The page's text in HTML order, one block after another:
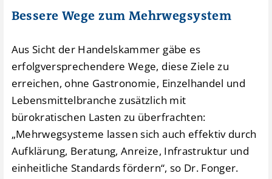
Bessere Wege zum Mehrwegsystem
Aus Sicht der Handelskammer gäbe es
erfolgversprechendere Wege, diese Ziele zu
erreichen, ohne Gastronomie, Einzelhandel und
Lebensmittelbranche zusätzlich mit
bürokratischen Lasten zu überfrachten:
„Mehrwegsysteme lassen sich auch effektiv durch
Aufklärung, Beratung, Anreize, Infrastruktur und
einheitliche Standards fördern“, so Dr. Fonger.